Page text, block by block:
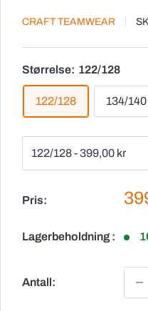
CRAFT TEAMWEAR
Størrelse: 122/128
122/128 134/140
Pris:
Lagerbeholdning :
Antall: